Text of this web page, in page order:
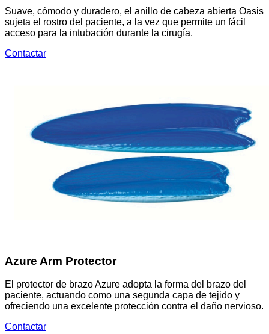
Suave, cómodo y duradero, el anillo de cabeza abierta Oasis
sujeta el rostro del paciente, a la vez que permite un fácil
acceso para la intubación durante la cirugía.
Contactar
Azure Arm Protector
El protector de brazo Azure adopta la forma del brazo del
paciente, actuando como una segunda capa de tejido y
ofreciendo una excelente protección contra el daño nervioso.
Contactar